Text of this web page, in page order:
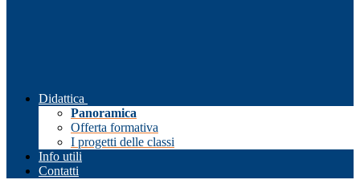
Didattica
Panoramica
Offerta formativa
I progetti delle classi
Info utili
Contatti